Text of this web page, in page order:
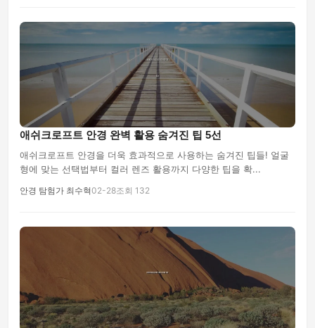
애쉬크로프트 안경 완벽 활용 숨겨진 팁 5선
애쉬크로프트 안경을 더욱 효과적으로 사용하는 숨겨진 팁들! 얼굴
형에 맞는 선택법부터 컬러 렌즈 활용까지 다양한 팁을 확...
안경 탐험가 최수혁02-28조회 132